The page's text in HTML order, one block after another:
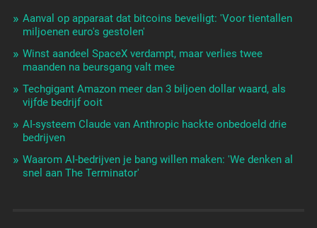
Aanval op apparaat dat bitcoins beveiligt: 'Voor tientallen
miljoenen euro's gestolen'
Winst aandeel SpaceX verdampt, maar verlies twee
maanden na beursgang valt mee
Techgigant Amazon meer dan 3 biljoen dollar waard, als
vijfde bedrijf ooit
AI-systeem Claude van Anthropic hackte onbedoeld drie
bedrijven
Waarom AI-bedrijven je bang willen maken: 'We denken al
snel aan The Terminator'